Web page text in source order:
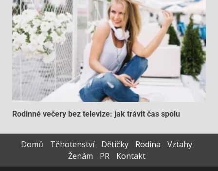
Rodinné večery bez televize: jak trávit čas spolu
Domů Těhotenství Dětičky Rodina
Vztahy
Ženám
PR Kontakt